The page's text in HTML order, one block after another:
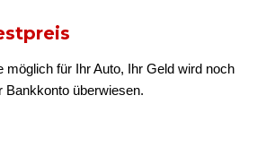
möglich für Ihr Auto, Ihr Geld wird noch
Bankkonto überwiesen.